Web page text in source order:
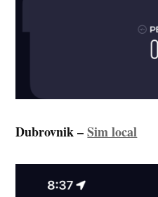
Dubrovnik–Sim local